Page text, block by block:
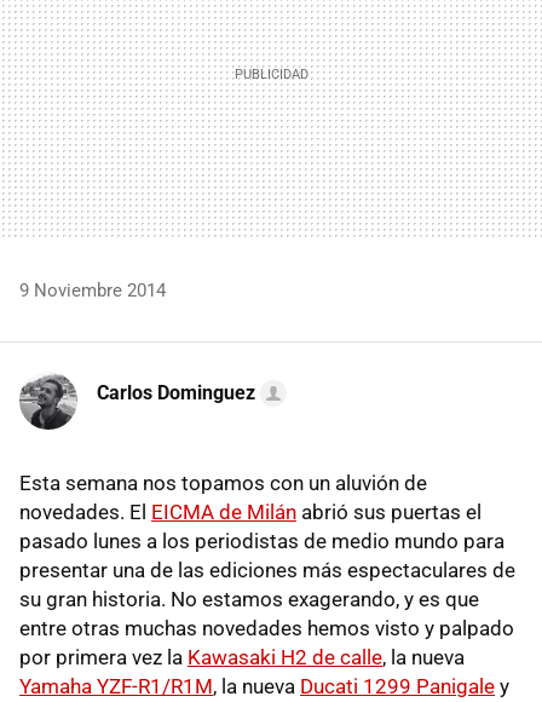
9 Noviembre 2014
Carlos Dominguez
Esta semana nos topamos con un aluvión de
novedades. El EICMA de Milán abrió sus puertas el
pasado lunes a los periodistas de medio mundo para
presentar una de las ediciones más espectaculares de
su gran historia. No estamos exagerando, y es que
entre otras muchas novedades hemos visto y palpado
por primera vez la Kawasaki H2 de calle, la nueva
Yamaha YZF-R1/R1M, la nueva Ducati 1299 Panigale y